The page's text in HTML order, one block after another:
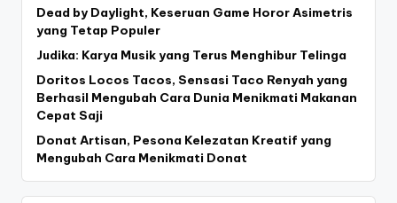
Dead by Daylight, Keseruan Game Horor Asimetris
yang Tetap Populer
Judika: Karya Musik yang Terus Menghibur Telinga
Doritos Locos Tacos, Sensasi Taco Renyah yang
Berhasil Mengubah Cara Dunia Menikmati Makanan
Cepat Saji
Donat Artisan, Pesona Kelezatan Kreatif yang
Mengubah Cara Menikmati Donat